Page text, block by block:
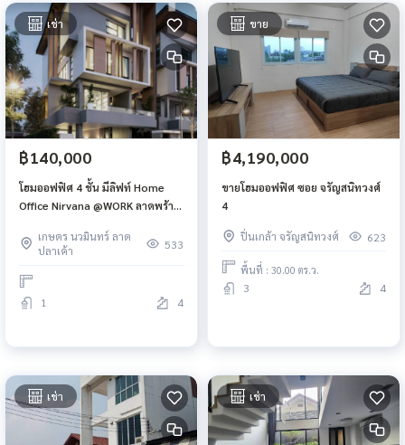
เช่า
฿140,000
โฮมออฟฟิศ 4 ชั้้น มีลิฟท์ Home
Office Nirvana @WORK ลาดพร้าว-
มินทร์ บึงกุ่ม
เกษตร นวมินทร์ ลาด
ปลาเค้า
533
1 4
ขาย
฿4,190,000
ขายโฮมออฟฟิศ ซอย จรัญสนิทวงศ์
4
ปิ่นเกล้า จรัญสนิทวงศ์ 623
พื้นที่ : 30.00 ตร.ว.
3 4
เช่า เช่า